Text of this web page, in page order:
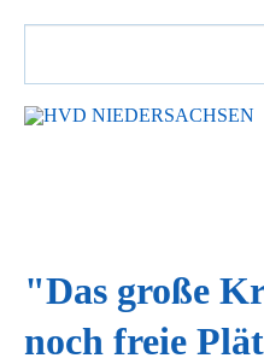
SUCHBEGRIFFE
"Das große
noch freie